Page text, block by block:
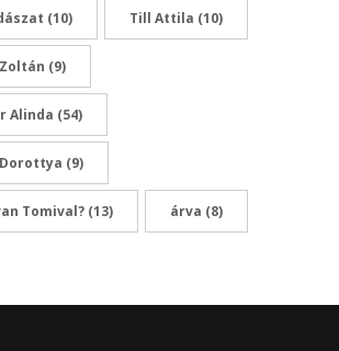
(10) Till Attila (10)
(9)
Alinda (54)
(9)
Tomival? (13) árva (8)